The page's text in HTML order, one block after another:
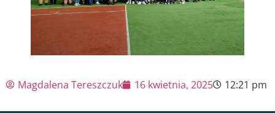
Magdalena Tereszczuk 16 kwietnia, 2025 12:21 pm